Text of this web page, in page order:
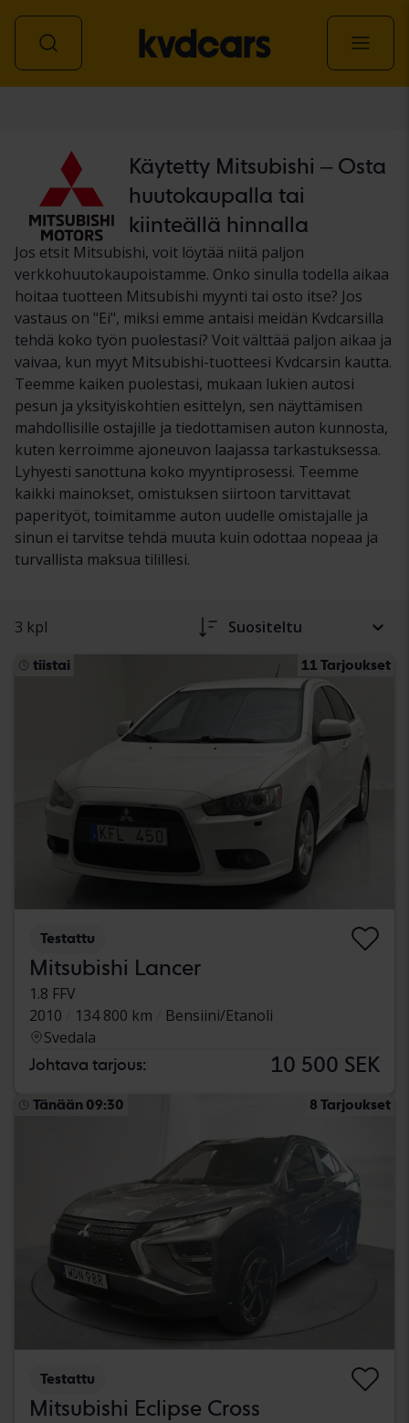
Käytetty Mitsubishi – Osta
huutokaupalla tai
kiinteällä hinnalla
Jos etsit Mitsubishi, voit löytää niitä paljon
verkkohuutokaupoistamme. Onko sinulla todella aikaa
hoitaa tuotteen Mitsubishi myynti tai osto itse? Jos
vastaus on "Ei", miksi emme antaisi meidän Kvdcarsilla
tehdä koko työn puolestasi? Voit välttää paljon aikaa ja
vaivaa, kun myyt Mitsubishi-tuotteesi Kvdcarsin kautta.
Teemme kaiken puolestasi, mukaan lukien autosi
pesun ja yksityiskohtien esittelyn, sen näyttämisen
mahdollisille ostajille ja tiedottamisen auton kunnosta,
kuten kerroimme ajoneuvon laajassa tarkastuksessa.
Lyhyesti sanottuna koko myyntiprosessi. Teemme
kaikki mainokset, omistuksen siirtoon tarvittavat
paperityöt, toimitamme auton uudelle omistajalle ja
sinun ei tarvitse tehdä muuta kuin odottaa nopeaa ja
turvallista maksua tilillesi.
3 kpl Suositeltu
tiistai 11 Tarjoukset
Testattu
Mitsubishi Lancer
1.8 FFV
2010
134 800 km
Bensiini/Etanoli
Svedala
Johtava tarjous: 10 500 SEK
Tänään 09:30 8 Tarjoukset
Testattu
Mitsubishi Eclipse Cross